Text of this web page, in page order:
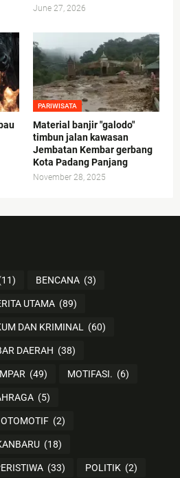
June 27, 2026
PARIWISATA
Material banjir "galodo"
timbun jalan kawasan
Jembatan Kembar gerbang
Kota Padang Panjang
November 28, 2025
BENCANA (3)
UTAMA (89)
DAN KRIMINAL (60)
DAERAH (38)
(49) MOTIFASI. (6)
(5)
OTOMOTIF (2)
(18)
(33) POLITIK (2)